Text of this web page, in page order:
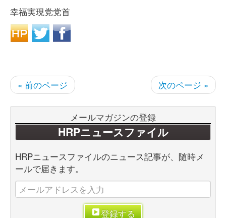
幸福実現党党首
« 前のページ 次のページ »
メールマガジンの登録
HRPニュースファイル
HRPニュースファイルのニュース記事が、随時メ
ールで届きます。
登録する